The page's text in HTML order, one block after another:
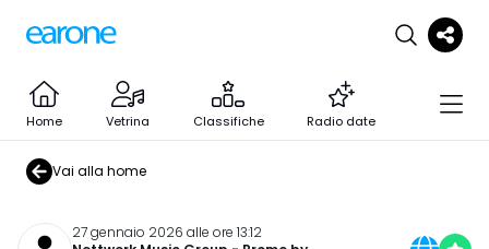
Home Vetrina Classifiche Radio date
Vai alla home
27 gennaio 2026 alle ore 13:12